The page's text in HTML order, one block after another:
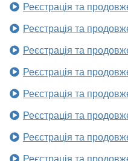
Реєстрація та
Реєстрація та
Реєстрація та
Реєстрація та
Реєстрація та
Реєстрація та
Реєстрація та